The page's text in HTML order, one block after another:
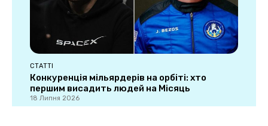
СТАТТІ
Конкуренція мільярдерів на орбіті: хто
першим висадить людей на Місяць
18 Липня 2026